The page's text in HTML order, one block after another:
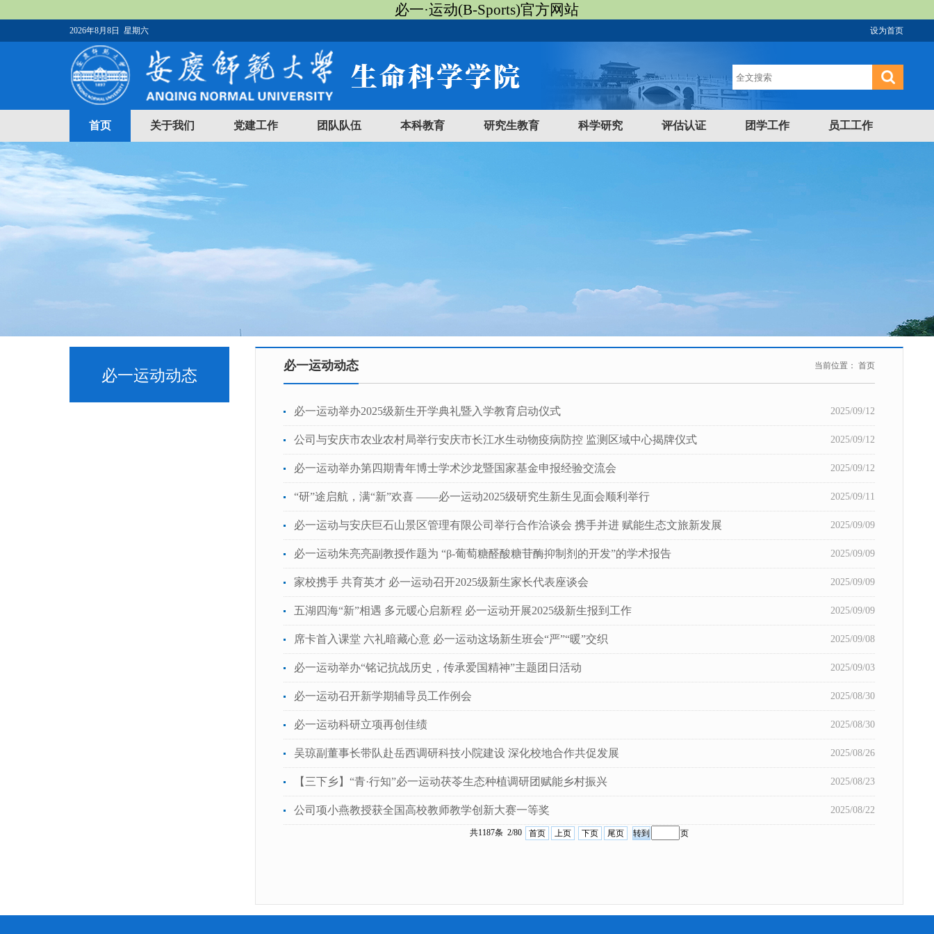
必一·运动(B-Sports)官方网站
2026年8月8日 星期六 设为首页
首页 关于我们 党建工作 团队队伍 本科教育 研究生教育 科学研究 评估认证 团学工作 员工工作
必一运动动态
必一运动动态 当前位置： 首页
2025/09/12
必一运动举办2025级新生开学典礼暨入学教育启动仪式
2025/09/12
公司与安庆市农业农村局举行安庆市长江水生动物疫病防控 监测区域中心揭牌仪式
2025/09/12
必一运动举办第四期青年博士学术沙龙暨国家基金申报经验交流会
2025/09/11
“研”途启航，满“新”欢喜 ——必一运动2025级研究生新生见面会顺利举行
2025/09/09
必一运动与安庆巨石山景区管理有限公司举行合作洽谈会 携手并进 赋能生态文旅新发展
2025/09/09
必一运动朱亮亮副教授作题为 “β-葡萄糖醛酸糖苷酶抑制剂的开发”的学术报告
2025/09/09
家校携手 共育英才 必一运动召开2025级新生家长代表座谈会
2025/09/09
五湖四海“新”相遇 多元暖心启新程 必一运动开展2025级新生报到工作
2025/09/08
席卡首入课堂 六礼暗藏心意 必一运动这场新生班会“严”“暖”交织
2025/09/03
必一运动举办“铭记抗战历史，传承爱国精神”主题团日活动
2025/08/30
必一运动召开新学期辅导员工作例会
2025/08/30
必一运动科研立项再创佳绩
2025/08/26
吴琼副董事长带队赴岳西调研科技小院建设 深化校地合作共促发展
2025/08/23
【三下乡】“青·行知”必一运动茯苓生态种植调研团赋能乡村振兴
2025/08/22
公司项小燕教授获全国高校教师教学创新大赛一等奖
共1187条 2/80 首页 上页 下页 尾页 页